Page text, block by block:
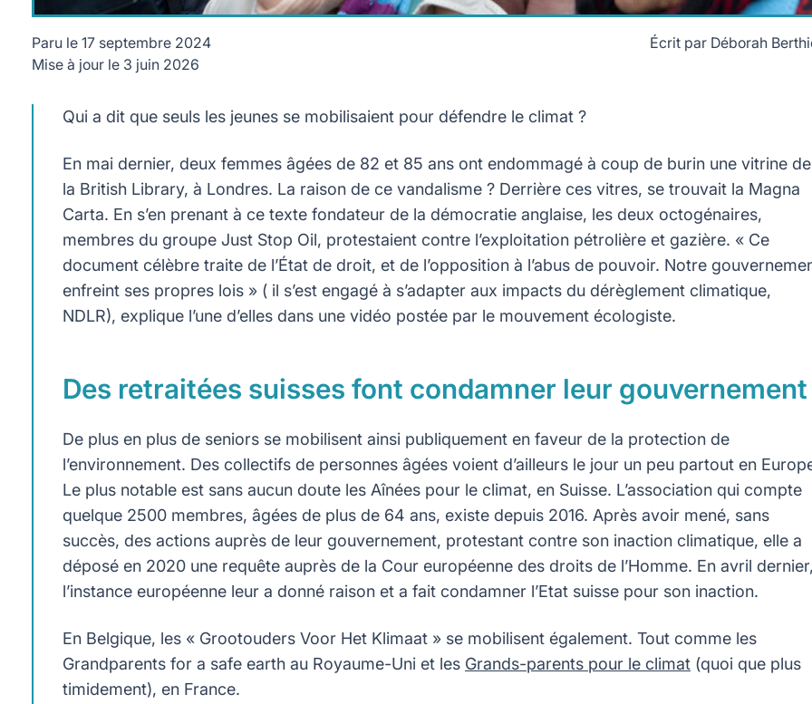
Paru le 17 septembre 2024
Mise à jour le 3 juin 2026
Écrit par Déborah
Qui a dit que seuls les jeunes se mobilisaient pour défendre le climat ?
En mai dernier, deux femmes âgées de 82 et 85 ans ont endommagé à coup de burin une vitrine de
la British Library, à Londres. La raison de ce vandalisme ? Derrière ces vitres, se trouvait la Magna
Carta. En s’en prenant à ce texte fondateur de la démocratie anglaise, les deux octogénaires,
membres du groupe Just Stop Oil, protestaient contre l’exploitation pétrolière et gazière. « Ce
document célèbre traite de l’État de droit, et de l’opposition à l’abus de pouvoir. Notre
enfreint ses propres lois » ( il s’est engagé à s’adapter aux impacts du dérèglement climatique,
NDLR), explique l’une d’elles dans une vidéo postée par le mouvement écologiste.
Des retraitées suisses font condamner leur gouvernement
De plus en plus de seniors se mobilisent ainsi publiquement en faveur de la protection de
l’environnement. Des collectifs de personnes âgées voient d’ailleurs le jour un peu partout en
Le plus notable est sans aucun doute les Aînées pour le climat, en Suisse. L’association qui compte
quelque 2500 membres, âgées de plus de 64 ans, existe depuis 2016. Après avoir mené, sans
succès, des actions auprès de leur gouvernement, protestant contre son inaction climatique, elle a
déposé en 2020 une requête auprès de la Cour européenne des droits de l’Homme. En avril
l’instance européenne leur a donné raison et a fait condamner l’Etat suisse pour son inaction.
En Belgique, les « Grootouders Voor Het Klimaat » se mobilisent également. Tout comme les
Grandparents for a safe earth au Royaume-Uni et les Grands-parents pour le climat (quoi que plus
timidement), en France.